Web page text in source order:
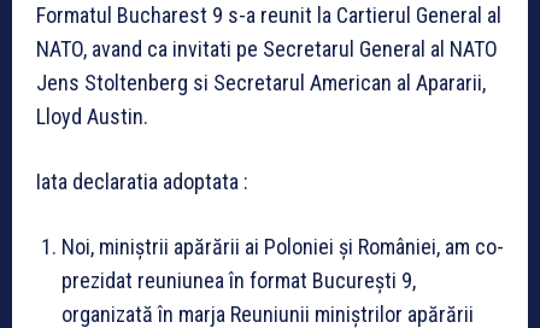
Formatul Bucharest 9 s-a reunit la Cartierul General al
NATO, avand ca invitati pe Secretarul General al NATO
Jens Stoltenberg si Secretarul American al Apararii,
Lloyd Austin.
Iata declaratia adoptata :
Noi, miniștrii apărării ai Poloniei și României, am co-
prezidat reuniunea în format București 9,
organizată în marja Reuniunii miniștrilor apărării